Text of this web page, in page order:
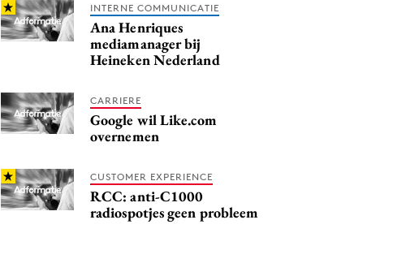
INTERNE COMMUNICATIE
Ana Henriques
mediamanager bij
Heineken Nederland
CARRIERE
Google wil Like.com
overnemen
CUSTOMER EXPERIENCE
RCC: anti-C1000
radiospotjes geen probleem